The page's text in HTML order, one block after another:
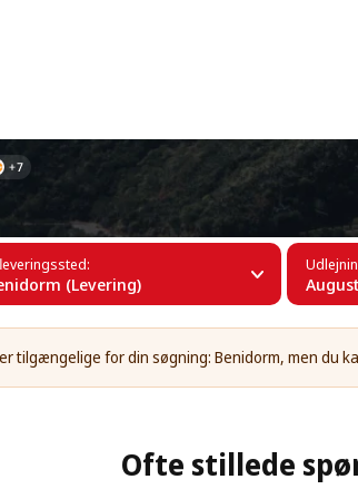
(Levering)
tilgængelige for din søgning: Benidorm, men du
Ofte stillede